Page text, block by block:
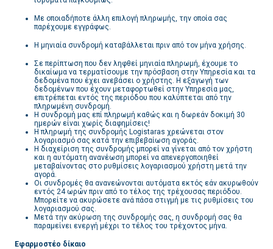
Με οποιαδήποτε άλλη επιλογή πληρωμής, την οποία σας
παρέχουμε εγγράφως.
Η μηνιαία συνδρομή καταβάλλεται πριν από τον μήνα χρήσης.
Σε περίπτωση που δεν ληφθεί μηνιαία πληρωμή, έχουμε το
δικαίωμα να τερματίσουμε την πρόσβαση στην Υπηρεσία και τα
δεδομένα που έχει ανεβάσει ο χρήστης. Η εξαγωγή των
δεδομένων που έχουν μεταφορτωθεί στην Υπηρεσία μας,
επιτρέπεται εντός της περιόδου που καλύπτεται από την
πληρωμένη συνδρομή.
Η συνδρομή μας επί πληρωμή καθώς και η δωρεάν δοκιμή 30
ημερών είναι χωρίς διαφημίσεις!
Η πληρωμή της συνδρομής Logistaras χρεώνεται στον
λογαριασμό σας κατά την επιβεβαίωση αγοράς.
Η διαχείριση της συνδρομής μπορεί να γίνεται από τον χρήστη
και η αυτόματη ανανέωση μπορεί να απενεργοποιηθεί
μεταβαίνοντας στο ρυθμίσεις λογαριασμού χρήστη μετά την
αγορά.
Οι συνδρομές θα ανανεώνονται αυτόματα εκτός εάν ακυρωθούν
εντός 24 ωρών πριν από το τέλος της τρέχουσας περιόδου.
Μπορείτε να ακυρώσετε ανά πάσα στιγμή με τις ρυθμίσεις του
λογαριασμού σας.
Μετά την ακύρωση της συνδρομής σας, η συνδρομή σας θα
παραμείνει ενεργή μέχρι το τέλος του τρέχοντος μήνα.
Εφαρμοστέο δίκαιο